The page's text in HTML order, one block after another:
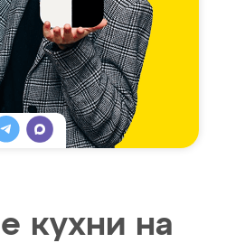
кухни на